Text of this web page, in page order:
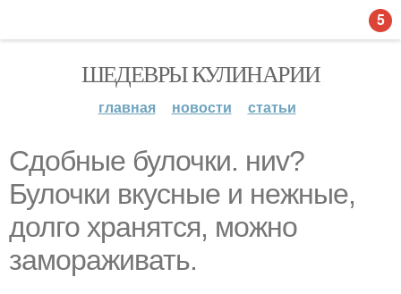
ШЕДЕВРЫ КУЛИНАРИИ
главная новости статьи
Сдобные булочки. ниv?
Булочки вкусные и нежные,
долго хранятся, можно
замораживать.
5